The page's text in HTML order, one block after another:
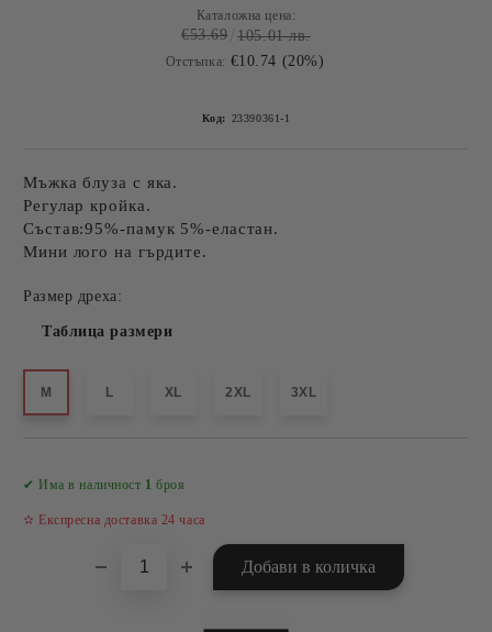
Каталожна цена:
€53.69 105.01 лв.
Отстъпка: €10.74 (20%)
Код: 23390361-1
Мъжка блуза с яка.
Регулар кройка.
Състав:95%-памук 5%-еластан.
Мини лого на гърдите.
Размер дреха:
Таблица размери
M L XL 2XL 3XL
✔ Има в наличност 1 броя
✫ Експресна доставка 24 часа